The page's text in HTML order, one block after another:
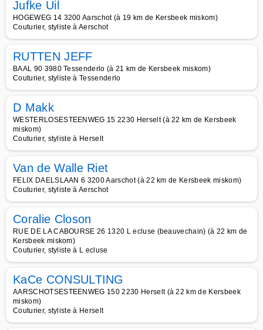
Jufke Uil
HOGEWEG 14 3200 Aarschot (à 19 km de Kersbeek miskom)
Couturier, styliste à Aerschot
RUTTEN JEFF
BAAL 90 3980 Tessenderlo (à 21 km de Kersbeek miskom)
Couturier, styliste à Tessenderlo
D Makk
WESTERLOSESTEENWEG 15 2230 Herselt (à 22 km de Kersbeek
miskom)
Couturier, styliste à Herselt
Van de Walle Riet
FELIX DAELSLAAN 6 3200 Aarschot (à 22 km de Kersbeek miskom)
Couturier, styliste à Aerschot
Coralie Closon
RUE DE LA CABOURSE 26 1320 L ecluse (beauvechain) (à 22 km de
Kersbeek miskom)
Couturier, styliste à L ecluse
KaCe CONSULTING
AARSCHOTSESTEENWEG 150 2230 Herselt (à 22 km de Kersbeek
miskom)
Couturier, styliste à Herselt